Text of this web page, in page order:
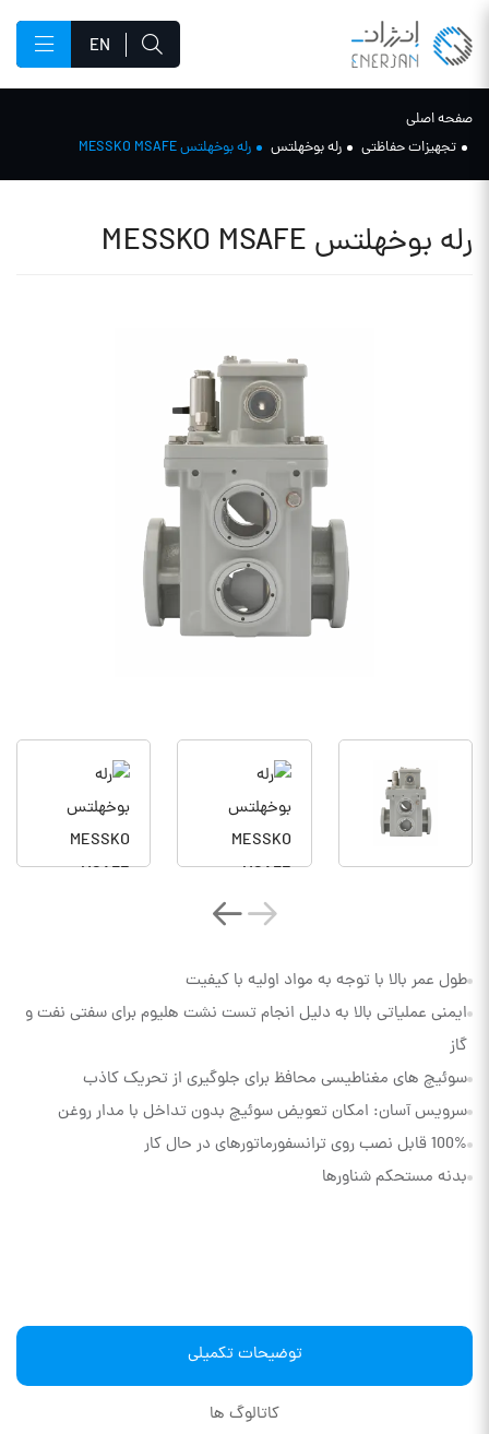
EN
صفحه اصلی
تجهیزات حفاظتی
رله بوخهلتس رله بوخهلتس MESSKO MSAFE
رله بوخهلتس MESSKO MSAFE
طول عمر بالا با توجه به مواد اولیه با کیفیت
ایمنی عملیاتی بالا به دلیل انجام تست نشت هلیوم برای سفتی نفت و
گاز
سوئیچ های مغناطیسی محافظ برای جلوگیری از تحریک کاذب
سرویس آسان: امکان تعویض سوئیچ بدون تداخل با مدار روغن
100% قابل نصب روی ترانسفورماتورهای در حال کار
بدنه مستحکم شناورها
توضیحات تکمیلی
کاتالوگ ها